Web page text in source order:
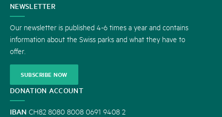
CONTACT
US
NEWSLETTER
Our newsletter is published 4-6 times a year and contains
information about the Swiss parks and what they have to
offer.
SUBSCRIBE NOW
DONATION ACCOUNT
IBAN CH82 8080 8008 0691 9408 2